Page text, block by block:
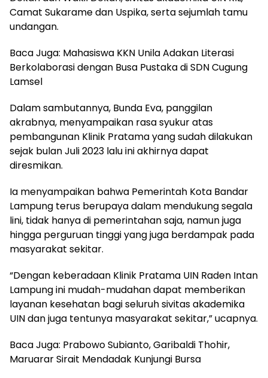
Camat Sukarame dan Uspika, serta sejumlah tamu
undangan.
Baca Juga: Mahasiswa KKN Unila Adakan Literasi
Berkolaborasi dengan Busa Pustaka di SDN Cugung
Lamsel
Dalam sambutannya, Bunda Eva, panggilan
akrabnya, menyampaikan rasa syukur atas
pembangunan Klinik Pratama yang sudah dilakukan
sejak bulan Juli 2023 lalu ini akhirnya dapat
diresmikan.
Ia menyampaikan bahwa Pemerintah Kota Bandar
Lampung terus berupaya dalam mendukung segala
lini, tidak hanya di pemerintahan saja, namun juga
hingga perguruan tinggi yang juga berdampak pada
masyarakat sekitar.
“Dengan keberadaan Klinik Pratama UIN Raden Intan
Lampung ini mudah-mudahan dapat memberikan
layanan kesehatan bagi seluruh sivitas akademika
UIN dan juga tentunya masyarakat sekitar,” ucapnya.
Baca Juga: Prabowo Subianto, Garibaldi Thohir,
Maruarar Sirait Mendadak Kunjungi Bursa